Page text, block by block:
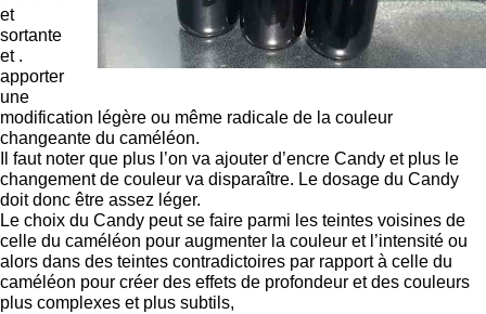
et
sortante
et .
apporter
une
modification légère ou même radicale de la couleur
changeante du caméléon.
Il faut noter que plus l’on va ajouter d’encre Candy et plus le
changement de couleur va disparaître. Le dosage du Candy
doit donc être assez léger.
Le choix du Candy peut se faire parmi les teintes voisines de
celle du caméléon pour augmenter la couleur et l’intensité ou
alors dans des teintes contradictoires par rapport à celle du
caméléon pour créer des effets de profondeur et des couleurs
plus complexes et plus subtils,